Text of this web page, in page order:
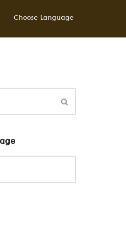
Choose Language